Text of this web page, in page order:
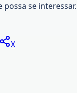
se interessar.
X